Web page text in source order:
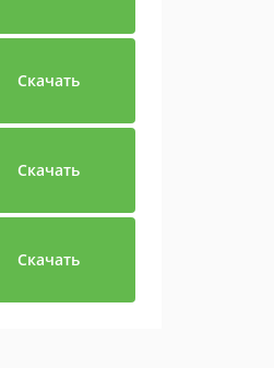
Скачать
Скачать
Скачать